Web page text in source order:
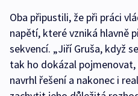
Oba připustili, že při práci
napětí, které vzniká hlavně
sekvencí. „Jiří Gruša, když
tak ho dokázal pojmenovat,
navrhl řešení a nakonec i